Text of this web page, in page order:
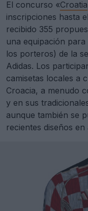
El concurso «Croatia
inscripciones hasta
recibido 355
una equipación
los porteros) de la
Adidas. Los
camisetas locales a
Croacia, a menudo
y en sus
aunque también se
recientes diseños